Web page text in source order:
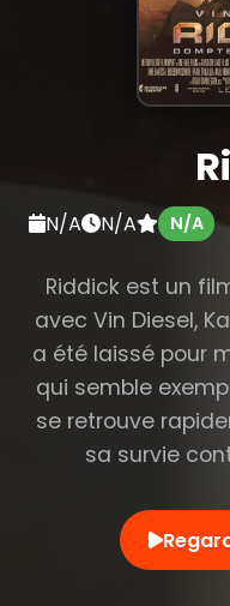
N/A N/A N/A
Riddick est un
avec Vin Diesel,
a été laissé pour
qui semble
se retrouve
sa survie